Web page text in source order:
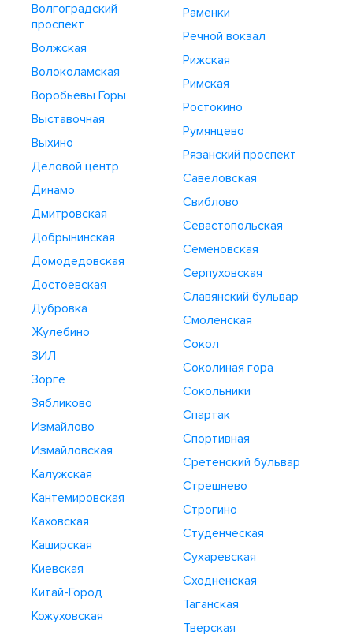
Волгоградский
проспект
Волжская
Волоколамская
Воробьевы Горы
Выставочная
Выхино
Деловой центр
Динамо
Дмитровская
Добрынинская
Домодедовская
Достоевская
Дубровка
Жулебино
ЗИЛ
Зорге
Зябликово
Измайлово
Измайловская
Калужская
Кантемировская
Каховская
Каширская
Киевская
Китай-Город
Кожуховская
Раменки
Речной вокзал
Рижская
Римская
Ростокино
Румянцево
Рязанский проспект
Савеловская
Свиблово
Севастопольская
Семеновская
Серпуховская
Славянский бульвар
Смоленская
Сокол
Соколиная гора
Сокольники
Спартак
Спортивная
Сретенский бульвар
Стрешнево
Строгино
Студенческая
Сухаревская
Сходненская
Таганская
Тверская